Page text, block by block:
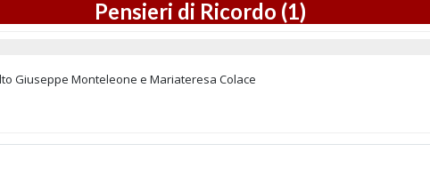
Pensieri di Ricordo (1)
Giuseppe Monteleone e Mariateresa Colace